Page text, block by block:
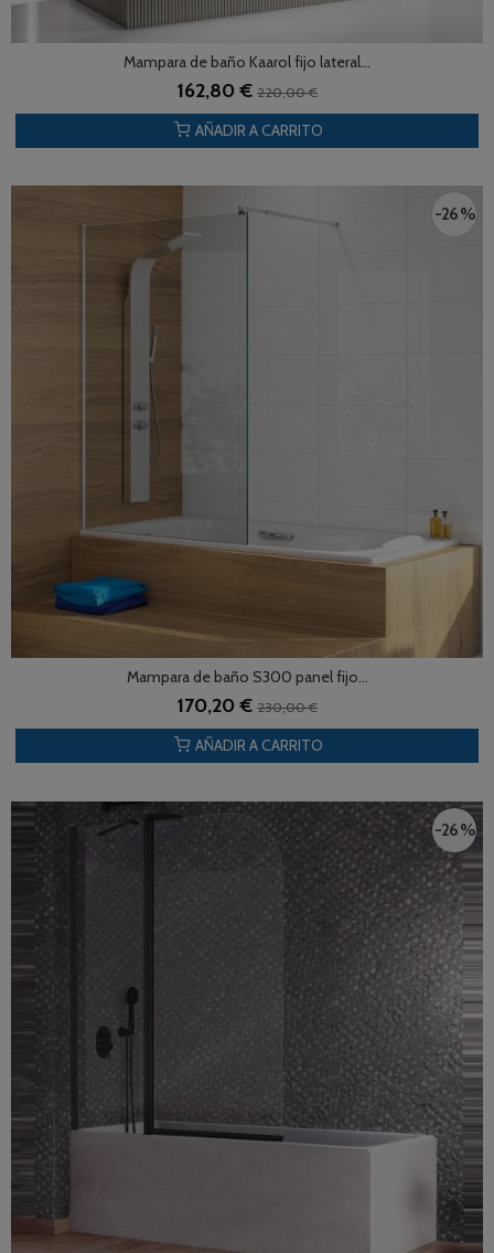
Mampara de baño Kaarol fijo lateral...
162,80 € 220,00 €
AÑADIR A CARRITO
-26 %
Mampara de baño S300 panel fijo...
170,20 € 230,00 €
AÑADIR A CARRITO
-26 %